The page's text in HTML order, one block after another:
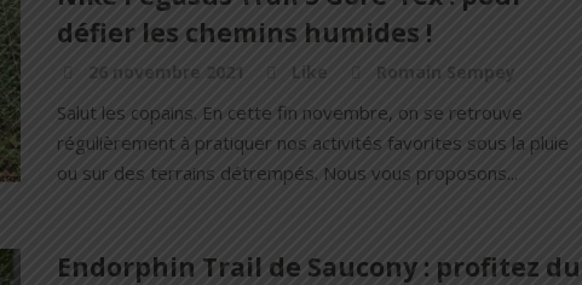
défier les chemins humides !
26 novembre 2021 Like Romain Sempey
Salut les copains. En cette fin novembre, on se retrouve
régulièrement à pratiquer nos activités favorites sous la pluie
ou sur des terrains détrempés. Nous vous proposons...
Endorphin Trail de Saucony : profitez du